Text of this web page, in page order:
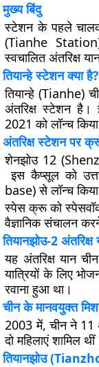
मुख्य बिंदु
स्टेशन के पहले चालक
(Tianhe
स्वचालित अंतरिक्ष
तियान्हे स्टेशन क्या है?
तियान्हे (Tianhe)
अंतरिक्ष स्टेशन
2021 को लॉन्च
अंतरिक्ष स्टेशन पर
शेनझोउ 12
इस कैप्सूल को
base) से लॉन्च किया
स्पेस क्रू को
वैज्ञानिक संचालन
तियानझोउ-2
यह अंतरिक्ष यान
यात्रियों के लिए
रवाना हुआ था।
चीन के मानवयुक्त
2003 में, चीन ने 11
दो महिलाएं शामिल
तियानझोउ